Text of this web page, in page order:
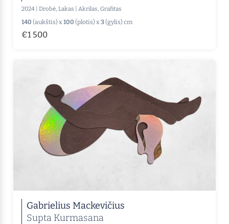
2024 Drobė, Lakas
Akrilas, Grafitas
140 (aukštis) x100 (plotis) x3(gylis) cm
€1 500
Gabrielius Mackevičius
Supta Kurmasana